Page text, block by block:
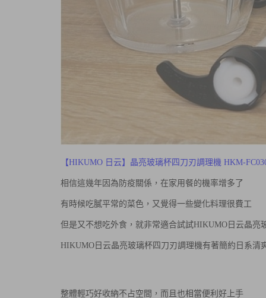
【HIKUMO 日云】晶亮玻璃杯四刀刃調理機 HKM-
相信這幾年因為防疫關係，在家用餐的機率增多了
有時候吃膩平常的菜色，又覺得一些變化料理很費工
但是又不想吃外食，就非常適合試試HIKUMO日云晶亮
HIKUMO日云晶亮玻璃杯四刀刃調理機有著簡約日系清
整體輕巧好收納不占空間，而且也相當便利好上手